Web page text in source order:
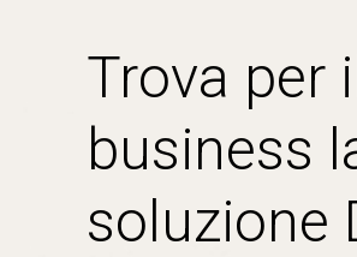
Trova per
business
soluzione